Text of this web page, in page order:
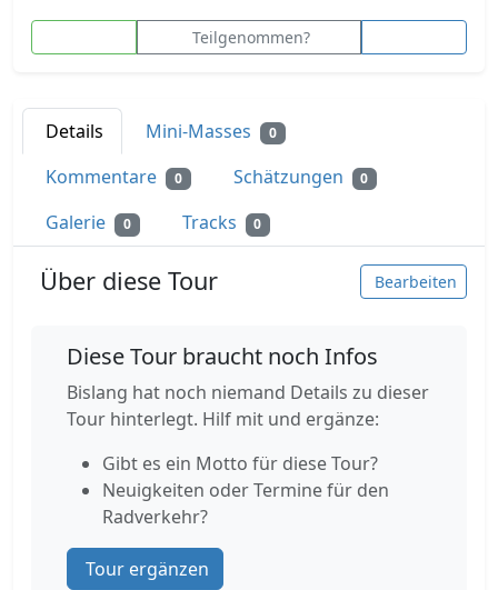
Teilgenommen?
Details Mini-Masses 0
Kommentare 0 Schätzungen 0
Galerie 0 Tracks 0
Über diese Tour Bearbeiten
Diese Tour braucht noch Infos
Bislang hat noch niemand Details zu dieser
Tour hinterlegt. Hilf mit und ergänze:
Gibt es ein Motto für diese Tour?
Neuigkeiten oder Termine für den
Radverkehr?
Tour ergänzen